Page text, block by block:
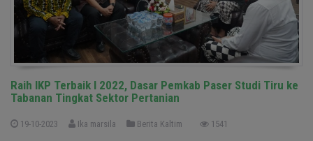
Raih IKP Terbaik I 2022, Dasar Pemkab Paser Studi Tiru ke
Tabanan Tingkat Sektor Pertanian
19-10-2023 Ika marsila Berita Kaltim 1541